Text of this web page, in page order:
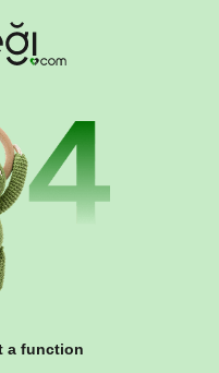
a function